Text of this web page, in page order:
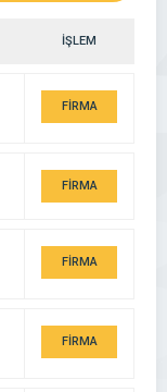
İŞLEM
FİRMA
FİRMA
FİRMA
FİRMA